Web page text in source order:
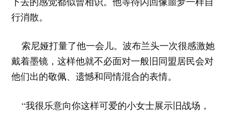
行消散。
索尼娅打量了他一会儿。波布兰头一次很感激她
戴着墨镜，这样他就不必面对一般旧同盟居民会对
他们出的敬佩、遗憾和同情混合的表情。
“我很乐意向你这样可爱的小女士展示旧战场，